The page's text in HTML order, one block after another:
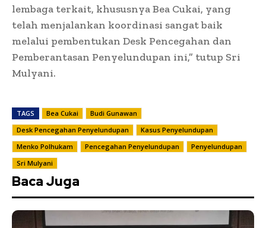
lembaga terkait, khususnya Bea Cukai, yang
telah menjalankan koordinasi sangat baik
melalui pembentukan Desk Pencegahan dan
Pemberantasan Penyelundupan ini,” tutup Sri
Mulyani.
TAGS Bea Cukai
Budi Gunawan
Desk Pencegahan Penyelundupan
Kasus Penyelundupan
Menko Polhukam
Pencegahan Penyelundupan
Penyelundupan
Sri Mulyani
Baca Juga